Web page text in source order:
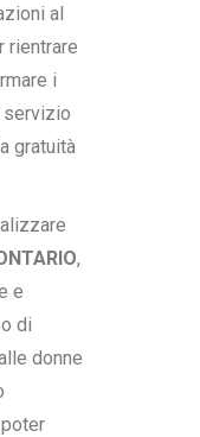
al
rientrare
i
servizio
gratuità
,
e
di
donne